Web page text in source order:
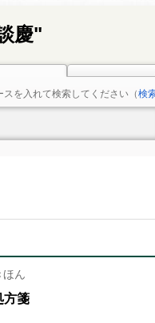
慶"
を入れて検索してください（検
ん
方箋